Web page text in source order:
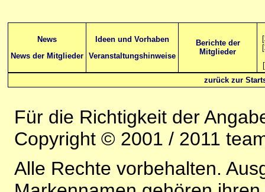
News
News der Mitglieder
Ideen und Vorhaben
Veranstaltungshinweise
Berichte der
Mitglieder
[
[
[
zurück zur
Für die Richtigkeit der
Copyright © 2001 / 2011
Alle Rechte vorbehalten.